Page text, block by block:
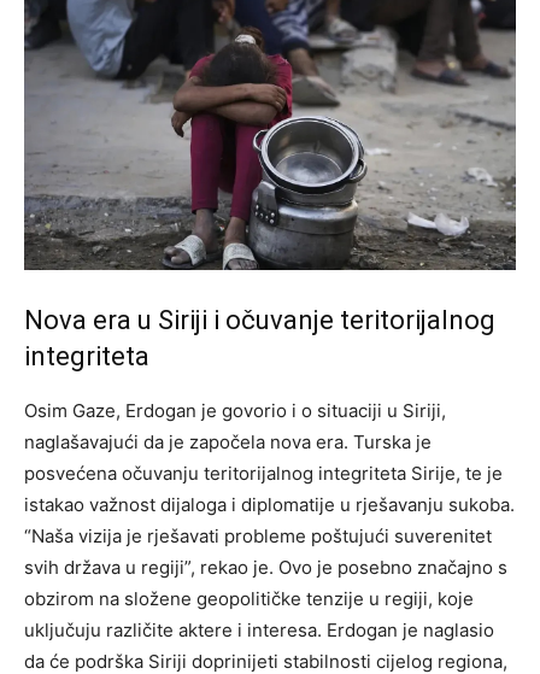
Nova era u Siriji i očuvanje teritorijalnog
integriteta
Osim Gaze, Erdogan je govorio i o situaciji u Siriji,
naglašavajući da je započela nova era. Turska je
posvećena očuvanju teritorijalnog integriteta Sirije, te je
istakao važnost dijaloga i diplomatije u rješavanju sukoba.
“Naša vizija je rješavati probleme poštujući suverenitet
svih država u regiji”, rekao je. Ovo je posebno značajno s
obzirom na složene geopolitičke tenzije u regiji, koje
uključuju različite aktere i interesa. Erdogan je naglasio
da će podrška Siriji doprinijeti stabilnosti cijelog regiona,